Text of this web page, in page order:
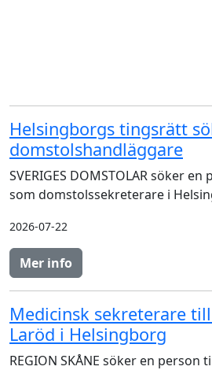
Helsingborgs tingsrätt
domstolshandläggare
SVERIGES DOMSTOLAR söker
som domstolssekreterare i
2026-07-22
Mer info
Medicinsk sekreterare
Laröd i Helsingborg
REGION SKÅNE söker en person